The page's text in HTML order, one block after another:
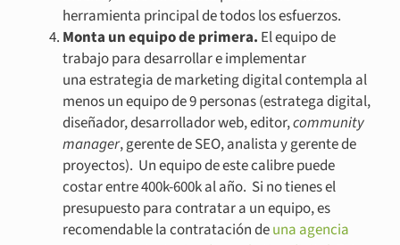
herramienta principal de todos los esfuerzos.
Monta un equipo de primera. El equipo de
trabajo para desarrollar e implementar
una estrategia de marketing digital contempla al
menos un equipo de 9 personas (estratega digital,
diseñador, desarrollador web, editor,community
manager, gerente de SEO, analista y gerente de
proyectos). Un equipo de este calibre puede
costar entre 400k-600k al año. Si no tienes el
presupuesto para contratar a un equipo, es
recomendable la contratación deuna agencia